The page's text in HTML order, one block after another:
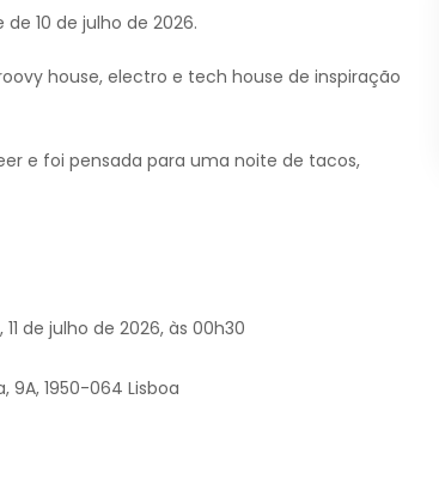
10 de julho de 2026.
house, electro e tech house de inspiração
e foi pensada para uma noite de tacos,
de julho de 2026, às 00h30
9A, 1950-064 Lisboa